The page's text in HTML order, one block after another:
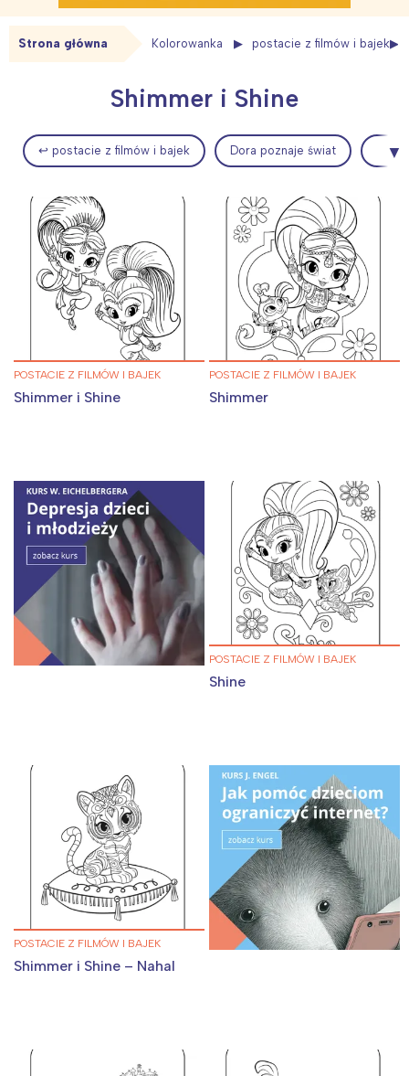
Strona główna Kolorowanka postacie z filmów i bajek
Shimmer i Shine
↩ postacie z filmów i bajek Dora poznaje świat
POSTACIE Z FILMÓW I BAJEK
Shimmer i Shine
POSTACIE Z FILMÓW I BAJEK
Shimmer
POSTACIE Z FILMÓW I BAJEK
Shine
POSTACIE Z FILMÓW I BAJEK
Shimmer i Shine – Nahal